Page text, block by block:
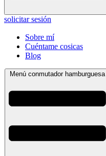
solicitar sesión
Sobre mí
Cuéntame cosicas
Blog
Menú conmutador hamburguesa